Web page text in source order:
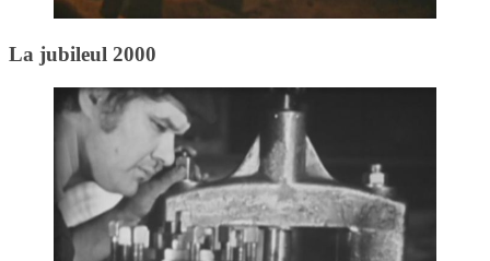
La jubileul 2000